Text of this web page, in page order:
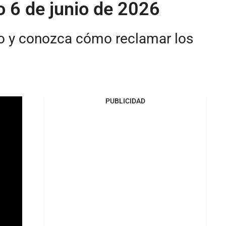
6 de junio de 2026
y conozca cómo reclamar los
PUBLICIDAD